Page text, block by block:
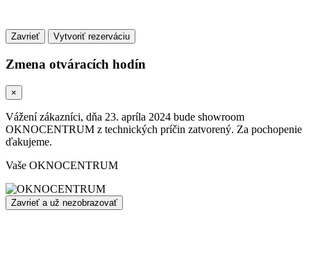
Zavrieť
Zmena otváracích hodín
×
Vážení zákazníci, dňa 23. apríla 2024 bude showroom
OKNOCENTRUM z technických príčin zatvorený. Za pochopenie
ďakujeme.
Vaše OKNOCENTRUM
Zavrieť a už nezobrazovať